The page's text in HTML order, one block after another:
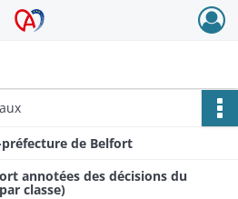
Alsace - Colmar
préfecture de Belfort
annotées des décisions du
classe)